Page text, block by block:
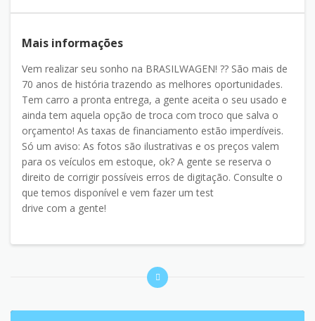
Mais informações
Vem realizar seu sonho na BRASILWAGEN! ?? São mais de
70 anos de história trazendo as melhores oportunidades.
Tem carro a pronta entrega, a gente aceita o seu usado e
ainda tem aquela opção de troca com troco que salva o
orçamento! As taxas de financiamento estão imperdíveis.
Só um aviso: As fotos são ilustrativas e os preços valem
para os veículos em estoque, ok? A gente se reserva o
direito de corrigir possíveis erros de digitação. Consulte o
que temos disponível e vem fazer um test
drive com a gente!